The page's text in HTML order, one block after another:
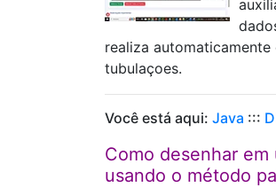
realiza
tubulaçoes.
Você está aqui: Java :::
Como desenhar
usando o método